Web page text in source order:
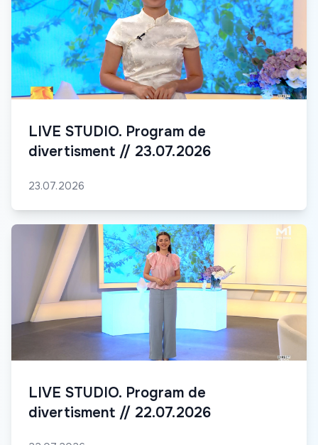
LIVE STUDIO. Program de
divertisment // 23.07.2026
23.07.2026
LIVE STUDIO. Program de
divertisment // 22.07.2026